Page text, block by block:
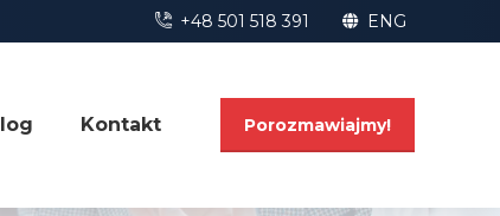
+48 501 518 391 ENG
Porozmawiajmy!
Kontakt